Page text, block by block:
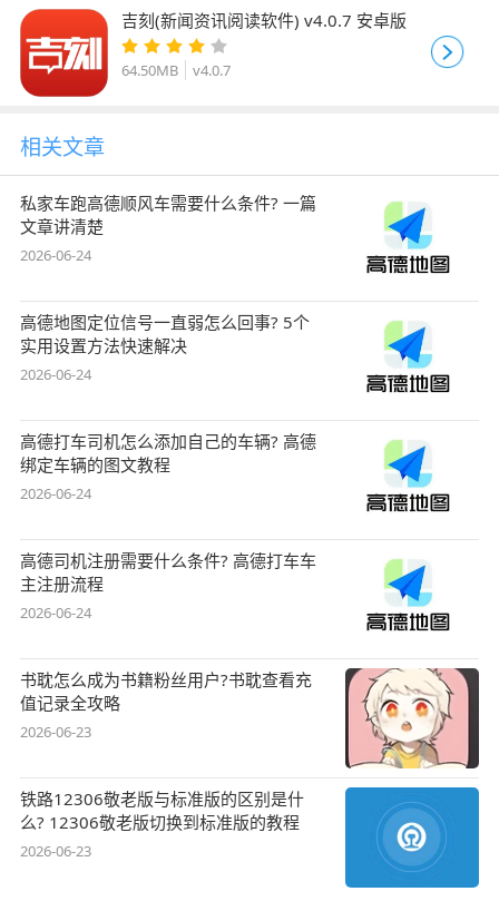
吉刻(新闻资讯阅读软件) v4.0.7 安卓版
64.50MB v4.0.7
相关文章
私家车跑高德顺风车需要什么条件? 一篇
文章讲清楚
2026-06-24
高德地图定位信号一直弱怎么回事? 5个
实用设置方法快速解决
2026-06-24
高德打车司机怎么添加自己的车辆? 高德
绑定车辆的图文教程
2026-06-24
高德司机注册需要什么条件? 高德打车车
主注册流程
2026-06-24
书耽怎么成为书籍粉丝用户?书耽查看充
值记录全攻略
2026-06-23
铁路12306敬老版与标准版的区别是什
么? 12306敬老版切换到标准版的教程
2026-06-23